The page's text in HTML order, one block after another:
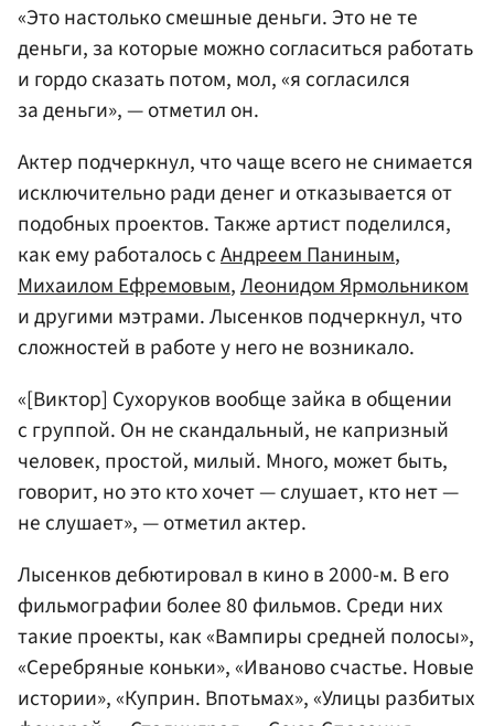
«Это настолько смешные деньги. Это не те
деньги, за которые можно согласиться работать
и гордо сказать потом, мол, «я согласился
за деньги», — отметил он.
Актер подчеркнул, что чаще всего не снимается
исключительно ради денег и отказывается от
подобных проектов. Также артист поделился,
как ему работалось сАндреем Паниным,
Михаилом Ефремовым,Леонидом Ярмольником
и другими мэтрами. Лысенков подчеркнул, что
сложностей в работе у него не возникало.
«[Виктор] Сухоруков вообще зайка в общении
с группой. Он не скандальный, не капризный
человек, простой, милый. Много, может быть,
говорит, но это кто хочет — слушает, кто нет —
не слушает», — отметил актер.
Лысенков дебютировал в кино в 2000-м. В его
фильмографии более 80 фильмов. Среди них
такие проекты, как «Вампиры средней полосы»,
«Серебряные коньки», «Иваново счастье. Новые
истории», «Куприн. Впотьмах», «Улицы разбитых